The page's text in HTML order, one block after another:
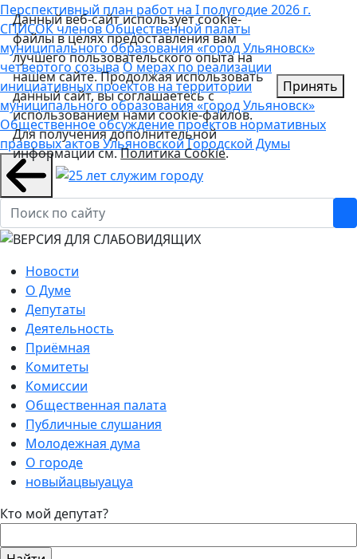
Перспективный план работ на I полугодие 2026 г.
СПИСОК членов Общественной палаты
муниципального образования «город Ульяновск»
четвертого созываО мерах по реализации
инициативных проектов на территории
муниципального образования «город Ульяновск»
Общественное обсуждение проектов нормативных
правовых актов Ульяновской Городской Думы
Новости
О Думе
Депутаты
Деятельность
Приёмная
Комитеты
Комиссии
Общественная палата
Публичные слушания
Молодежная дума
О городе
новыйацвыуацуа
Кто мой депутат?
Данный веб-сайт использует cookie-
файлы в целях предоставления вам
лучшего пользовательского опыта на
нашем сайте. Продолжая использовать
данный сайт, вы соглашаетесь с
использованием нами cookie-файлов.
Для получения дополнительной
информации см.Политика Cookie.
Принять